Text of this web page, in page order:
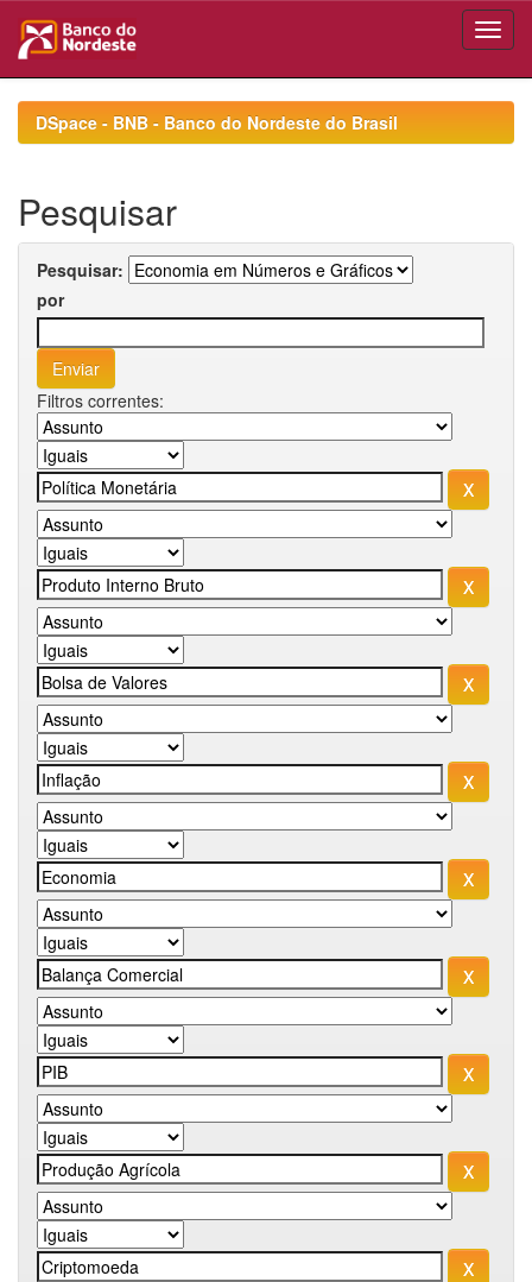
navigationDSpace - BNB - Banco do Nordeste do Brasil
Pesquisar
Pesquisar:
por
Filtros correntes: